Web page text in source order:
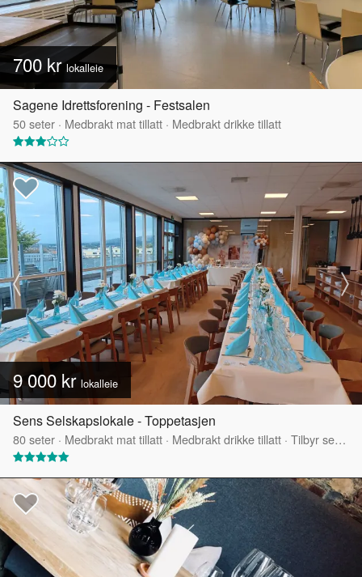
700 krlokalleie
Sagene Idrettsforening - Festsalen
50seter · Medbrakt mat tillatt · Medbrakt drikke tillatt
9 000 kr lokalleie
Sens Selskapslokale - Toppetasjen
80seter · Medbrakt mat tillatt · Medbrakt drikke tillatt · Tilbyr servering